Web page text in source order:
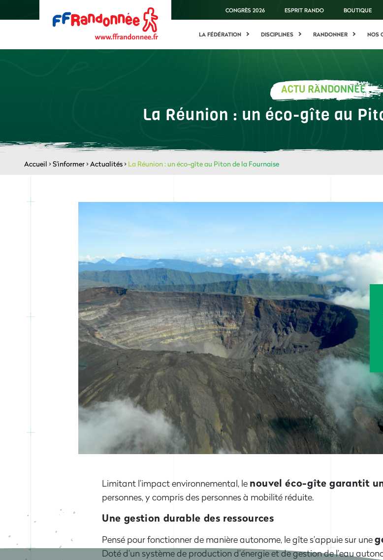
CONGRÈS 2026 ESPRIT RANDO BOUTIQUE
LA FÉDÉRATION DISCIPLINES RANDONNER NOS
ACTU RANDONNÉE
La Réunion : un éco-gîte au
Accueil >S'informer>Actualités> La Réunion : un éco-gîte au Piton de la Fournaise
Limitant l’impact environnemental, le nouvel éco-gîte garantit
personnes, y compris des personnes à mobilité réduite.
Une gestion durable des ressources
Pensé pour fonctionner de manière autonome, le gîte s’appuie sur une
Doté d’un système de production d’énergie et de gestion de l’eau